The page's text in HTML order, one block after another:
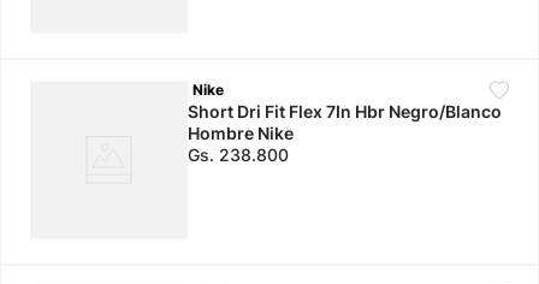
Nike
Short Dri Fit Flex 7In Hbr Negro/Blanco
Hombre Nike
Gs. 238.800